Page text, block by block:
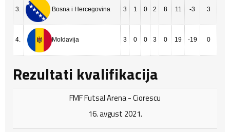
3. Bosna i Hercegovina 3 1 0 2 8 11 -3 3
4. Moldavija 3 0 0 3 0 19 -19 0
Rezultati kvalifikacija
FMF Futsal Arena - Ciorescu
16. avgust 2021.